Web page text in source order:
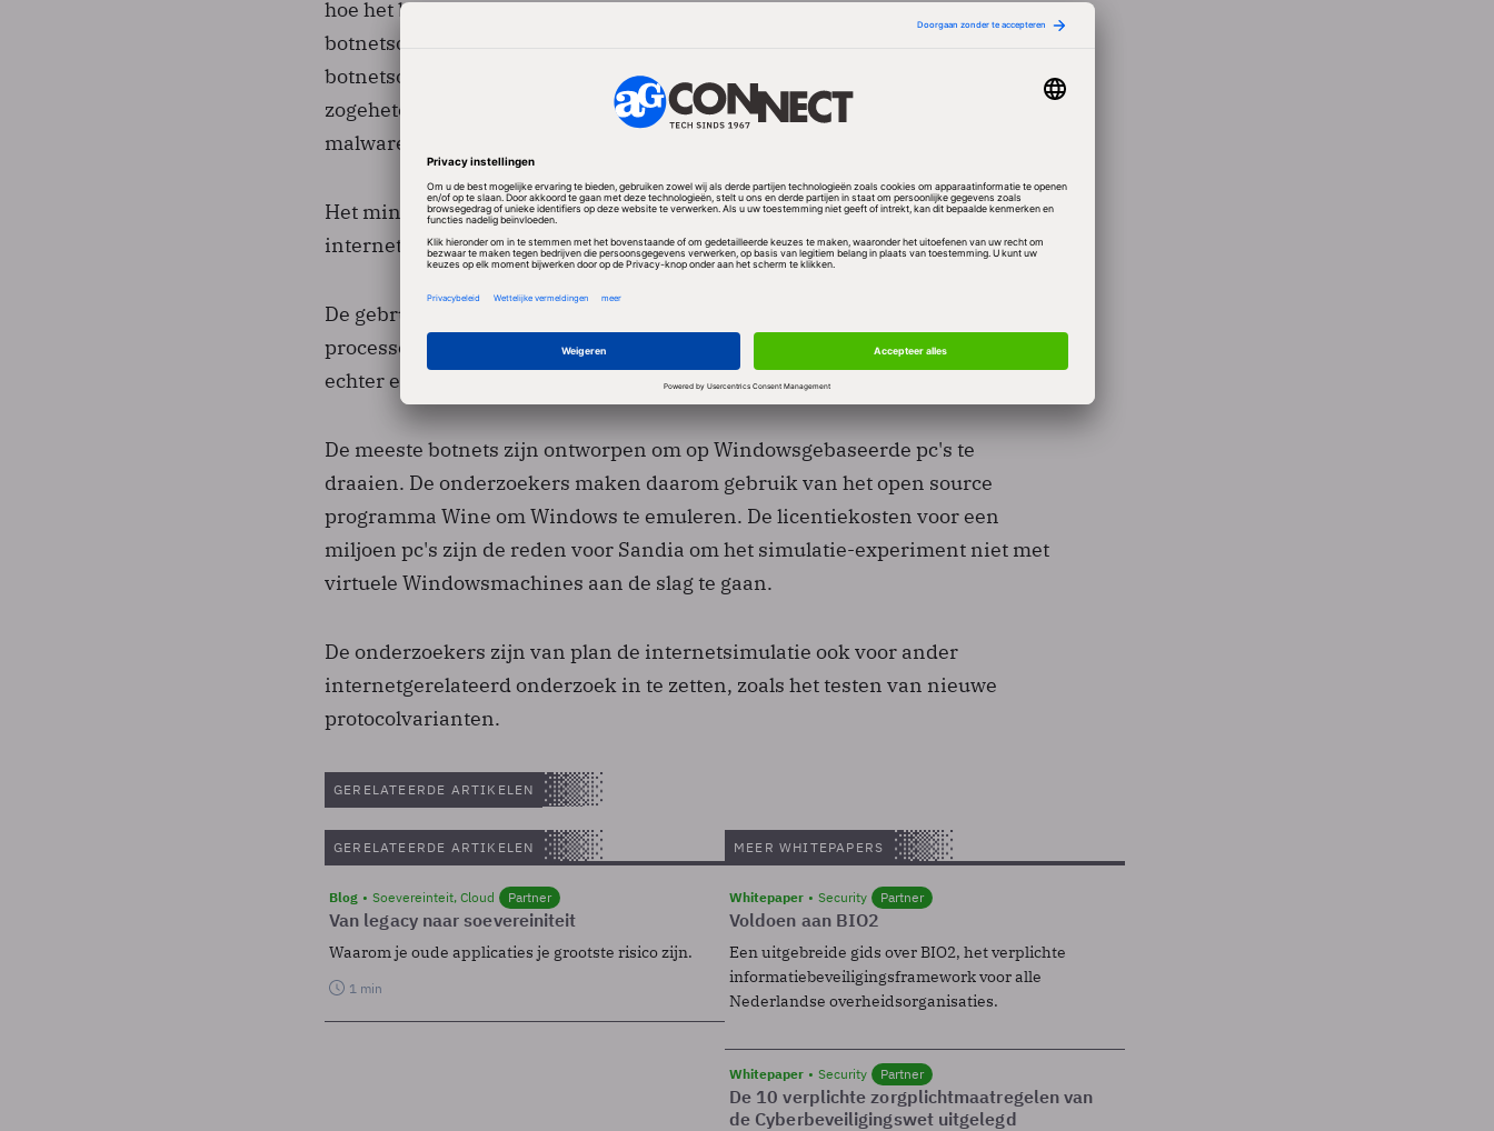
hoe het botnet zich gedraagt. Een van de uitdagingen is om het
botnetsoftware te laten 'geloven' dat hij op het echte internet actief is. Veel
botnetsoftware bevat namelijk een mechanisme voor het ontwijken van
zogeheten honey-pots, speciaal ingerichte computers op het internet om
malware te onderscheppen.
Het mini-internet op een supercomputer is uniek. De grootste
internetsimulatie tot nog toe bevatte enkele tienduizenden computers.
De gebruikte supercomputer van Dell, de Thunderbird, heeft 4480
processorkernen. Met behulp van een virtual machine laten de onderzoekers
echter elke processorkern vele Linux-kernels simuleren.
De meeste botnets zijn ontworpen om op Windowsgebaseerde pc's te
draaien. De onderzoekers maken daarom gebruik van het open source
programma Wine om Windows te emuleren. De licentiekosten voor een
miljoen pc's zijn de reden voor Sandia om het simulatie-experiment niet met
virtuele Windowsmachines aan de slag te gaan.
De onderzoekers zijn van plan de internetsimulatie ook voor ander
internetgerelateerd onderzoek in te zetten, zoals het testen van nieuwe
protocolvarianten.
GERELATEERDE ARTIKELEN
GERELATEERDE ARTIKELEN
Blog Soevereinteit, Cloud Partner
Van legacy naar soevereiniteit
Waarom je oude applicaties je grootste risico zijn.
1 min
MEER WHITEPAPERS
Whitepaper Security Partner
Voldoen aan BIO2
Een uitgebreide gids over BIO2, het verplichte
informatiebeveiligingsframework voor alle
Nederlandse overheidsorganisaties.
Whitepaper Security Partner
De 10 verplichte zorgplichtmaatregelen van
de Cyberbeveiligingswet uitgelegd